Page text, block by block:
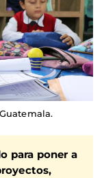
para poner a